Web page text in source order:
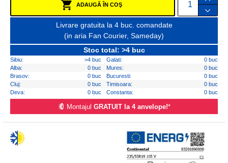
ADAUGĂ ÎN COŞ
Livrare gratuita la 4 buc. comandate
(in aria Fan Courier, Sameday)
Stoc total: >4 buc
Sibiu: >4 buc Galati:
0 buc
Alba:
0 buc Mures:
0 buc
Brasov:
0 buc Bucuresti:
0 buc
Cluj:
0 buc Timisoara:
0 buc
Deva:
0 buc Constanta: 0 buc
Montajul GRATUIT la 4 anvelope!*